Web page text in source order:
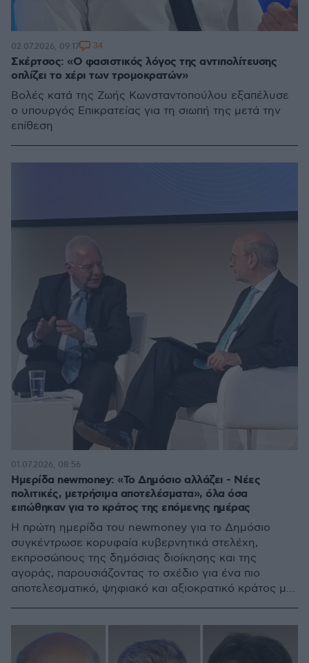
Σκέρτσος: «Ο φασιστικός λόγος της αντιπολίτευσης
οπλίζει το χέρι των τρομοκρατών»
Βολές κατά της Ζωής Κωνσταντοπούλου εξαπέλυσε
ο υπουργός Επικρατείας για τη σιωπή της μετά την
επίθεση
02.07.2026, 09:17 34
Ημερίδα newmoney: «Το Δημόσιο αλλάζει - Νέες
πολιτικές, μετρήσιμα αποτελέσματα», όλα όσα
ειπώθηκαν για το κράτος της επόμενης ημέρας
Η πρώτη ημερίδα του newmoney για το Δημόσιο
συγκέντρωσε κορυφαία κυβερνητικά στελέχη,
εκπροσώπους της δημόσιας διοίκησης και της
αγοράς, παρουσιάζοντας το σχέδιο για ένα πιο
αποτελεσματικό, ψηφιακό και αξιοκρατικό κράτος με
01.07.2026, 08:56